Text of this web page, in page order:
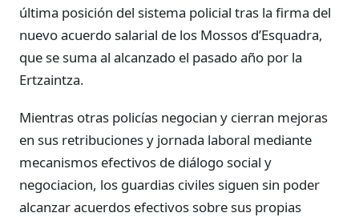
última posición del sistema policial tras la firma del
nuevo acuerdo salarial de los Mossos d’Esquadra,
que se suma al alcanzado el pasado año por la
Ertzaintza.
Mientras otras policías negocian y cierran mejoras
en sus retribuciones y jornada laboral mediante
mecanismos efectivos de diálogo social y
negociacion, los guardias civiles siguen sin poder
alcanzar acuerdos efectivos sobre sus propias